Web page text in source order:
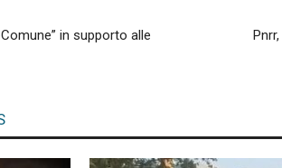
in supporto alle